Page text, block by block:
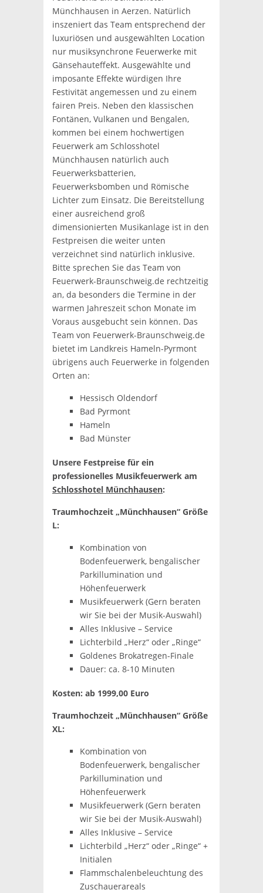
Münchhausen in Aerzen. Natürlich
inszeniert das Team entsprechend der
luxuriösen und ausgewählten Location
nur musiksynchrone Feuerwerke mit
Gänsehauteffekt. Ausgewählte und
imposante Effekte würdigen Ihre
Festivität angemessen und zu einem
fairen Preis. Neben den klassischen
Fontänen, Vulkanen und Bengalen,
kommen bei einem hochwertigen
Feuerwerk am Schlosshotel
Münchhausen natürlich auch
Feuerwerksbatterien,
Feuerwerksbomben und Römische
Lichter zum Einsatz. Die Bereitstellung
einer ausreichend groß
dimensionierten Musikanlage ist in den
Festpreisen die weiter unten
verzeichnet sind natürlich inklusive.
Bitte sprechen Sie das Team von
Feuerwerk-Braunschweig.de rechtzeitig
an, da besonders die Termine in der
warmen Jahreszeit schon Monate im
Voraus ausgebucht sein können. Das
Team von Feuerwerk-Braunschweig.de
bietet im Landkreis Hameln-Pyrmont
übrigens auch Feuerwerke in folgenden
Orten an:
Hessisch Oldendorf
Bad Pyrmont
Hameln
Bad Münster
Unsere Festpreise für ein
professionelles Musikfeuerwerk am
Schlosshotel Münchhausen:
Traumhochzeit „Münchhausen“ Größe
L:
Kombination von
Bodenfeuerwerk, bengalischer
Parkillumination und
Höhenfeuerwerk
Musikfeuerwerk (Gern beraten
wir Sie bei der Musik-Auswahl)
Alles Inklusive – Service
Lichterbild „Herz“ oder „Ringe“
Goldenes Brokatregen-Finale
Dauer: ca. 8-10 Minuten
Kosten: ab 1999,00 Euro
Traumhochzeit „Münchhausen“ Größe
XL:
Kombination von
Bodenfeuerwerk, bengalischer
Parkillumination und
Höhenfeuerwerk
Musikfeuerwerk (Gern beraten
wir Sie bei der Musik-Auswahl)
Alles Inklusive – Service
Lichterbild „Herz“ oder „Ringe“ +
Initialen
Flammschalenbeleuchtung des
Zuschauerareals